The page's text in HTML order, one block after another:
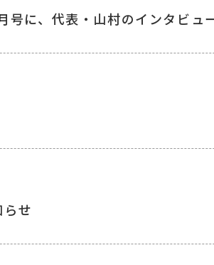
に、代表・山村のインタビュ
せ